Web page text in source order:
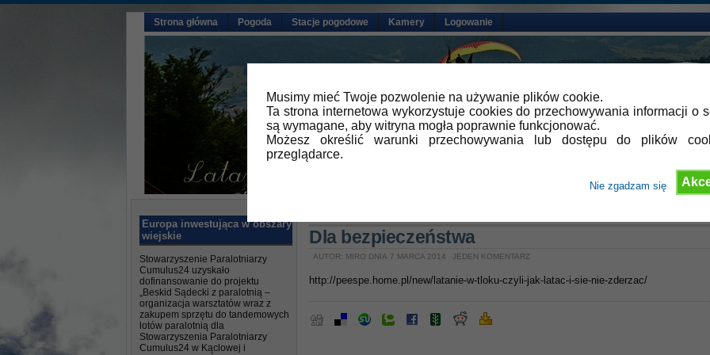
Musimy mieć Twoje pozwolenie na używanie plików cookie.
Ta strona internetowa wykorzystuje cookies do przechowywania informacji o
są wymagane, aby witryna mogła poprawnie funkcjonować.
Możesz określić warunki przechowywania lub dostępu do plików
przeglądarce.
Nie zgadzam się
Strona główna Pogoda Stacje pogodowe Kamery Logowanie
Europa inwestująca w obszary
wiejskie
Stowarzyszenie Paralotniarzy
Cumulus24 uzyskało
dofinansowanie do projektu
„Beskid Sądecki z paralotnią –
organizacja warsztatów wraz z
zakupem sprzętu do tandemowych
lotów paralotnią dla
Stowarzyszenia Paralotniarzy
Cumulus24 w Kąclowej i
Dla bezpieczeństwa
AUTOR: MIRO DNIA 7 MARCA 2014 JEDEN KOMENTARZ
http://peespe.home.pl/new/latanie-w-tloku-czyli-jak-latac-i-sie-nie-zderzac/